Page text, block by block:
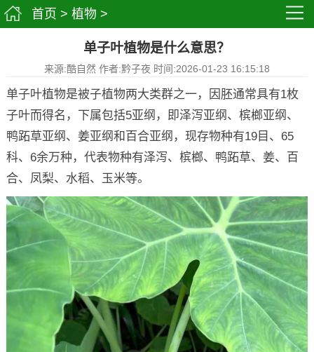
首页 > 植物 >
单子叶植物是什么意思？
来源:酷自然 作者:黔子夜 时间:2026-01-23 16:15:18
单子叶植物是被子植物两大类群之一，因胚通常具有1枚
子叶而得名，下属包括5亚纲，即泽泻亚纲、槟榔亚纲、
鸭跖草亚纲、姜亚纲和百合亚纲，现存物种有19目、65
科、6余万种，代表物种有泽泻、槟榔、鸭跖草、姜、百
合、凤梨、水稻、玉米等。